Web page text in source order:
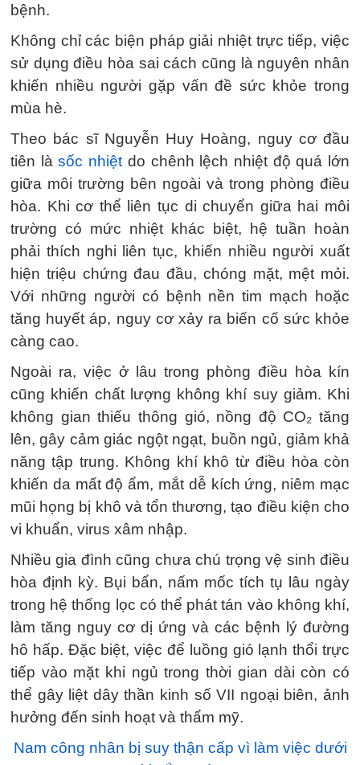
bệnh.
Không chỉ các biện pháp giải nhiệt trực tiếp, việc
sử dụng điều hòa sai cách cũng là nguyên nhân
khiến nhiều người gặp vấn đề sức khỏe trong
mùa hè.
Theo bác sĩ Nguyễn Huy Hoàng, nguy cơ đầu
tiên làsốc nhiệt do chênh lệch nhiệt độ quá lớn
giữa môi trường bên ngoài và trong phòng điều
hòa. Khi cơ thể liên tục di chuyển giữa hai môi
trường có mức nhiệt khác biệt, hệ tuần hoàn
phải thích nghi liên tục, khiến nhiều người xuất
hiện triệu chứng đau đầu, chóng mặt, mệt mỏi.
Với những người có bệnh nền tim mạch hoặc
tăng huyết áp, nguy cơ xảy ra biến cố sức khỏe
càng cao.
Ngoài ra, việc ở lâu trong phòng điều hòa kín
cũng khiến chất lượng không khí suy giảm. Khi
không gian thiếu thông gió, nồng độ CO₂ tăng
lên, gây cảm giác ngột ngạt, buồn ngủ, giảm khả
năng tập trung. Không khí khô từ điều hòa còn
khiến da mất độ ẩm, mắt dễ kích ứng, niêm mạc
mũi họng bị khô và tổn thương, tạo điều kiện cho
vi khuẩn, virus xâm nhập.
Nhiều gia đình cũng chưa chú trọng vệ sinh điều
hòa định kỳ. Bụi bẩn, nấm mốc tích tụ lâu ngày
trong hệ thống lọc có thể phát tán vào không khí,
làm tăng nguy cơ dị ứng và các bệnh lý đường
hô hấp. Đặc biệt, việc để luồng gió lạnh thổi trực
tiếp vào mặt khi ngủ trong thời gian dài còn có
thể gây liệt dây thần kinh số VII ngoại biên, ảnh
hưởng đến sinh hoạt và thẩm mỹ.
Nam công nhân bị suy thận cấp vì làm việc dưới